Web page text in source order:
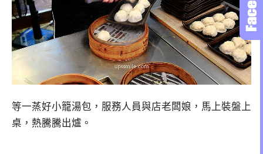
等一蒸好小籠湯包，服務人員與店老闆娘，馬上裝盤上
桌，熱騰騰出爐。